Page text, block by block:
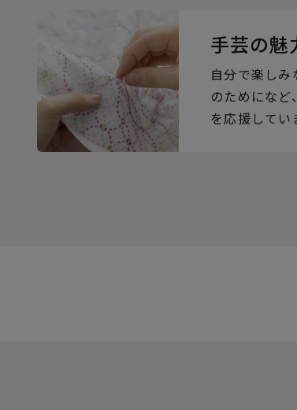
手芸の魅
自分で楽し
のためになど
を応援してい